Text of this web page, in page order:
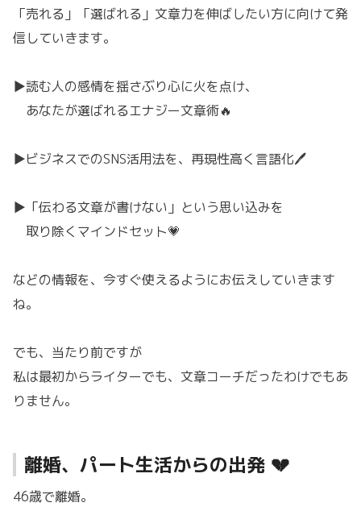
「売れる」「選ばれる」文章力を伸ばしたい方に向けて発
信していきます。
▶読む人の感情を揺さぶり心に火を点け、
あなたが選ばれるエナジー文章術🔥
▶ビジネスでのSNS活用法を、再現性高く言語化🖊
▶「伝わる文章が書けない」という思い込みを
取り除くマインドセット💗
などの情報を、今すぐ使えるようにお伝えしていきます
ね。
でも、当たり前ですが
私は最初からライターでも、文章コーチだったわけでもあ
りません。
離婚、パート生活からの出発 💔
46歳で離婚。